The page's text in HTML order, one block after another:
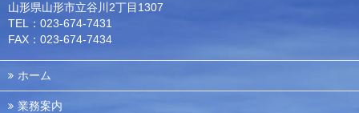
山形県山形市立谷川2丁目1307
TEL：023-674-7431
FAX：023-674-7434
ホーム
業務案内